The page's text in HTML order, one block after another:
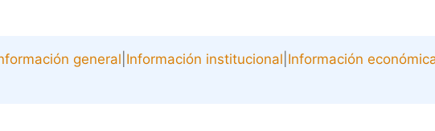
general Información institucional Información